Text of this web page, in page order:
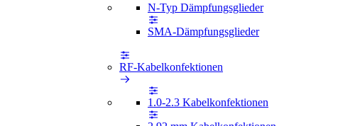
N-Typ Dämpfungsglieder
SMA-Dämpfungsglieder
RF-Kabelkonfektionen
1.0-2.3 Kabelkonfektionen